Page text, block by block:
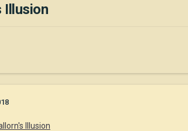
Illusion
Illusion